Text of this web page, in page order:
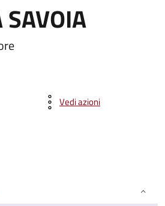
SAVOIA
Vedi azioni